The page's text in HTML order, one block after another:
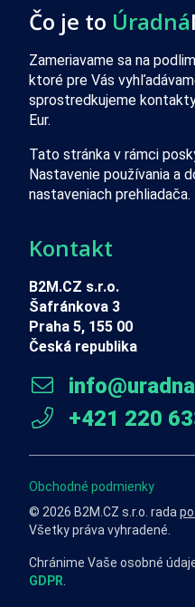
Čo je to Úradná
Zameriavame sa na
ktoré pre Vás
sprostredkujeme
Eur.
Tato stránka v rámci
Nastavenie používania a
nastaveniach prehliadača.
Kontakt
B2M.CZ s.r.o.
Šafránkova 3
Praha 5, 155 00
Česká republika
+421 220
Obchodné podmienky
© 2026 B2M.CZ s.r.o. rada
Všetky práva vyhradené.
Chránime Vaše osobné
GDPR